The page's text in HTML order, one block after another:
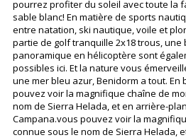
pourrez profiter du soleil avec toute la
sable blanc! En matière de sports
entre natation, ski nautique, voile et
partie de golf tranquille 2x18 trous,
panoramique en hélicoptère sont
possibles ici. Et la nature vous
une mer bleu azur, Benidorm a tout. En
pouvez voir la magnifique chaîne de
nom de Sierra Helada, et en arrière-
Campana.vous pouvez voir la
connue sous le nom de Sierra Helada,